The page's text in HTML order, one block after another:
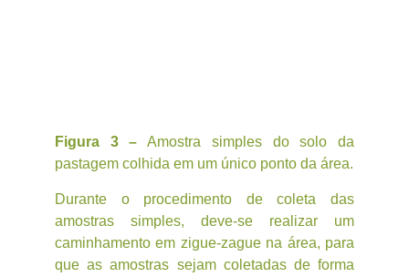
Figura 3 – Amostra simples do solo da
pastagem colhida em um único ponto da área.
Durante o procedimento de coleta das
amostras simples, deve-se realizar um
caminhamento em zigue-zague na área, para
que as amostras sejam coletadas de forma